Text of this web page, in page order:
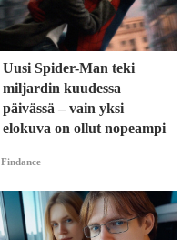
Uusi Spider-Man teki
miljardin kuudessa
päivässä – vain yksi
elokuva on ollut nopeampi
Findance